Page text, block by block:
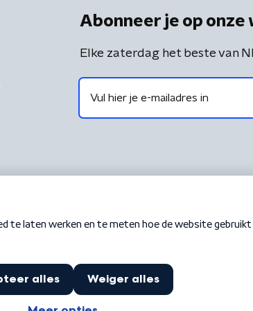
Abonneer je op
Elke zaterdag het beste van